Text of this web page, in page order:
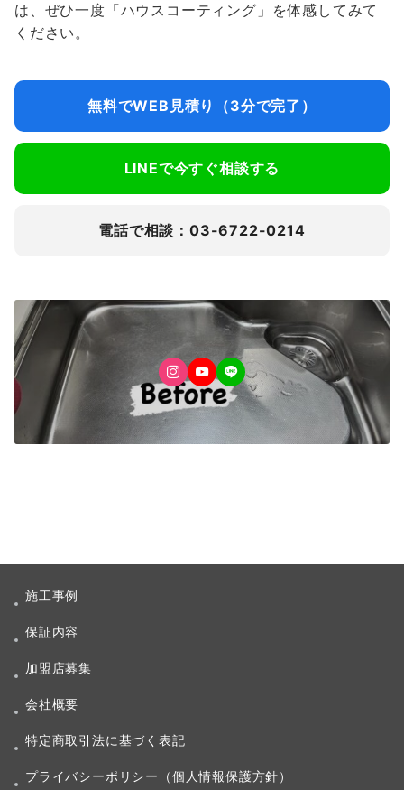
は、ぜひ一度「ハウスコーティング」を体感してみて
ください。
無料でWEB見積り（3分で完了）
LINEで今すぐ相談する
電話で相談：03-6722-0214
施工事例
保証内容
加盟店募集
会社概要
特定商取引法に基づく表記
プライバシーポリシー（個人情報保護方針）